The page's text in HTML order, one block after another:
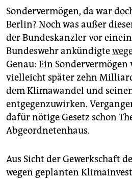
Sondervermögen, da war
Berlin? Noch was außer
der Bundeskanzler vor
Bundeswehr ankündigte
Genau: Ein
vielleicht später zehn
dem Klimawandel und
entgegenzuwirken.
dafür nötige Gesetz schon
Abgeordnetenhaus.
Aus Sicht der Gewerkschaft
wegen geplanten